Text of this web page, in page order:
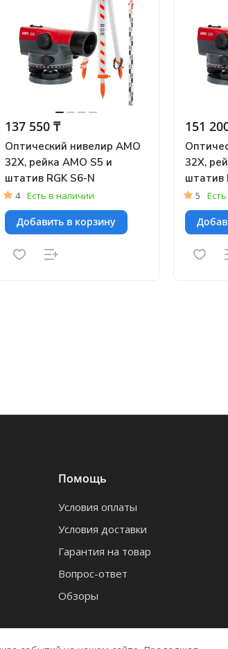
137 550 ₸
Оптический нивелир AMO
32X, рейка AMO S5 и
штатив RGK S6-N
4 Есть в наличии
Добавить в корзину
151
32X,
штатив
5
Помощь
Условия оплаты
Условия доставки
Гарантия на товар
Вопрос-ответ
Обзоры